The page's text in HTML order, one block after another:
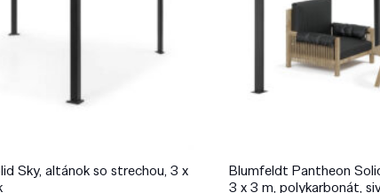
Sky, altánok so strechou, 3 x
Blumfeldt Pantheon
3 x 3 m, polykarbonát,